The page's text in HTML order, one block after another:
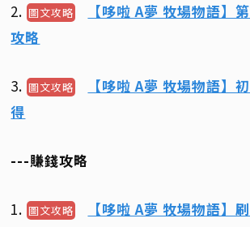
2.圖文攻略
【哆啦 A夢 牧場物語】
攻略
3.圖文攻略
【哆啦 A夢 牧場物語】
得
---賺錢攻略
1.圖文攻略 【哆啦 A夢 牧場物語】